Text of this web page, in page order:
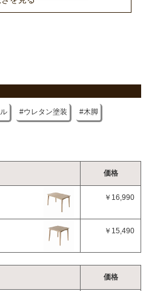
ウレタン塗装 木脚
価格
￥16,990
￥15,490
価格